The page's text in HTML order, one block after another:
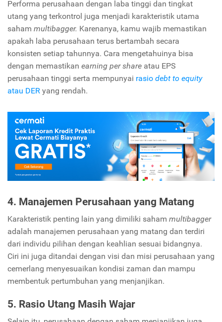
Performa perusahaan dengan laba tinggi dan tingkat
utang yang terkontrol juga menjadi karakteristik utama
saham multibagger. Karenanya, kamu wajib memastikan
apakah laba perusahaan terus bertambah secara
konsisten setiap tahunnya. Cara mengetahuinya bisa
dengan memastikan earning per share atau EPS
perusahaan tinggi serta mempunyai rasio debt to equity
atau DER yang rendah.
4. Manajemen Perusahaan yang Matang
Karakteristik penting lain yang dimiliki saham multibagger
adalah manajemen perusahaan yang matang dan terdiri
dari individu pilihan dengan keahlian sesuai bidangnya.
Ciri ini juga ditandai dengan visi dan misi perusahaan yang
cemerlang menyesuaikan kondisi zaman dan mampu
membentuk pertumbuhan yang menjanjikan.
5. Rasio Utang Masih Wajar